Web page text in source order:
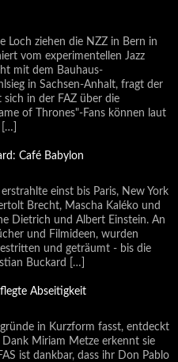
Loch ziehen die NZZ in Bern in
vom experimentellen Jazz
mit dem Bauhaus-
in Sachsen-Anhalt, fragt der
sich in der FAZ über die
of Thrones"-Fans können laut
Café Babylon
einst bis Paris, New York
Brecht, Mascha Kaléko und
Dietrich und Albert Einstein. An
und Filmideen, wurden
und geträumt - bis die
Buckard […]
Abseitigkeit
in Kurzform fasst, entdeckt
Dank Miriam Metze erkennt sie
ist dankbar, dass ihr Don Pablo